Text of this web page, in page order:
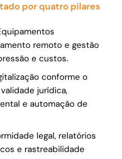
por quatro pilares
remoto e gestão
e custos.
conforme o
jurídica,
e automação de
legal, relatórios
e rastreabilidade